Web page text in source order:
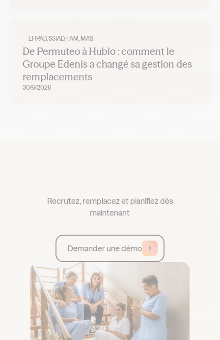
EHPAD, SSIAD, FAM, MAS
De Permuteo à Hublo : comment le
Groupe Edenis a changé sa gestion des
remplacements
30/6/2026
Recrutez, remplacez et planifiez dès
maintenant
Demander une démo